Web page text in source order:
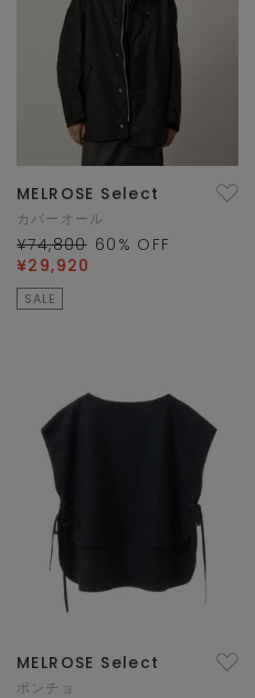
MELROSE Select
カバーオール
¥74,800 60 % OFF
¥29,920
SALE
MELROSE Select
ポンチョ